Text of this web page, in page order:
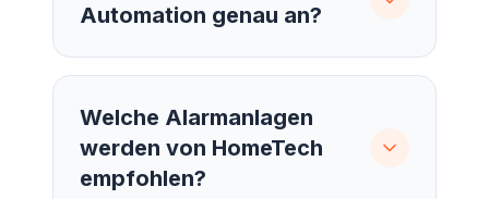
Automation genau an?
Welche Alarmanlagen
werden von HomeTech
empfohlen?